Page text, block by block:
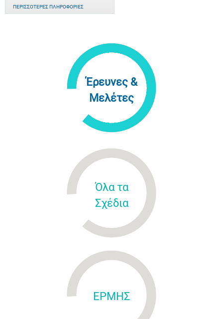
ΠΕΡΙΣΣΌΤΕΡΕΣ ΠΛΗΡΟΦΟΡΊΕΣ
Έρευνες &
Μελέτες
Όλα τα
Σχέδια
ΕΡΜΗΣ